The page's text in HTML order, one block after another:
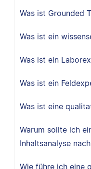
Was ist Grounded
Was ist ein
Was ist ein
Was ist ein
Was ist eine
Warum sollte ich
Inhaltsanalyse
Wie führe ich eine